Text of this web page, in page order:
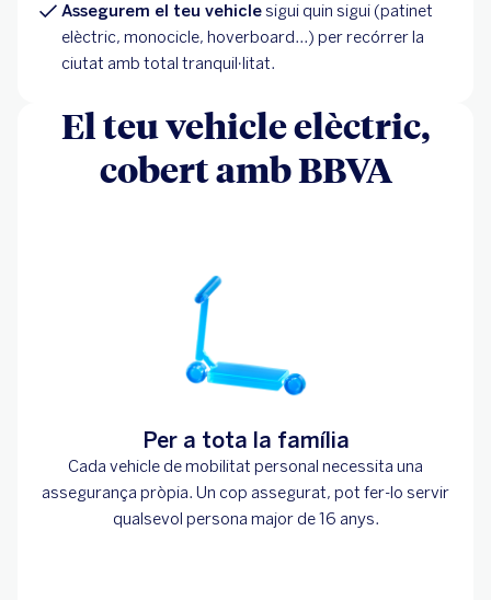
Assegurem el teu vehiclesigui quin sigui (patinet
elèctric, monocicle, hoverboard...) per recórrer la
ciutat amb total tranquil·litat.
El teu vehicle elèctric,
cobert amb BBVA
Per a tota la família
Cada vehicle de mobilitat personal necessita una
assegurança pròpia. Un cop assegurat, pot fer-lo servir
qualsevol persona major de 16 anys.